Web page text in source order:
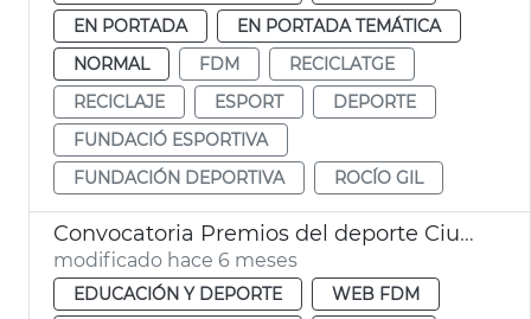
EN PORTADA
EN PORTADA TEMÁTICA
NORMAL
FDM
RECICLATGE
RECICLAJE
ESPORT
DEPORTE
FUNDACIÓ ESPORTIVA
FUNDACIÓN DEPORTIVA
ROCÍO GIL
Convocatoria Premios del deporte Ciudad de València
modificado hace 6 meses
EDUCACIÓN Y DEPORTE
WEB FDM